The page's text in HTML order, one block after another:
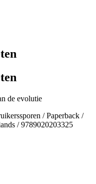
de evolutie
/ Paperback /
/ 9789020203325